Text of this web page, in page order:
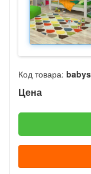
Код товара:
Цена